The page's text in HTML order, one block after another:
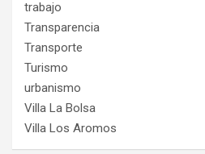
trabajo
Transparencia
Transporte
Turismo
urbanismo
Villa La Bolsa
Villa Los Aromos